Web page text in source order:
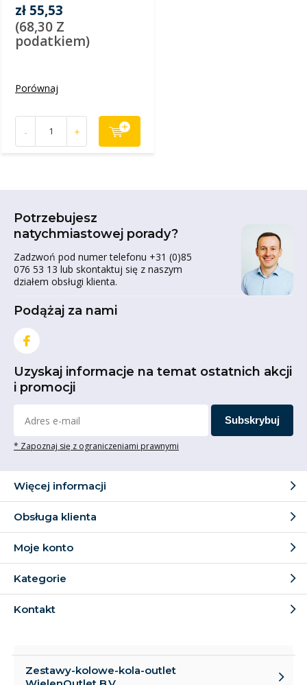
zł 55,53
(68,30 Z
podatkiem)
Porównaj
- +
Potrzebujesz
natychmiastowej porady?
Zadzwoń pod numer telefonu +31 (0)85
076 53 13 lub skontaktuj się z naszym
działem obsługi klienta.
Podążaj za nami
Uzyskaj informacje na temat ostatnich akcji
i promocji
Subskrybuj
* Zapoznaj się z ograniczeniami prawnymi
Więcej informacji
Obsługa klienta
Moje konto
Kategorie
Kontakt
Zestawy-kolowe-kola-outlet